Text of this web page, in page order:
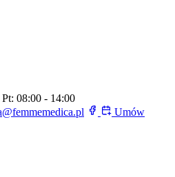
08:00 - 14:00
Umów